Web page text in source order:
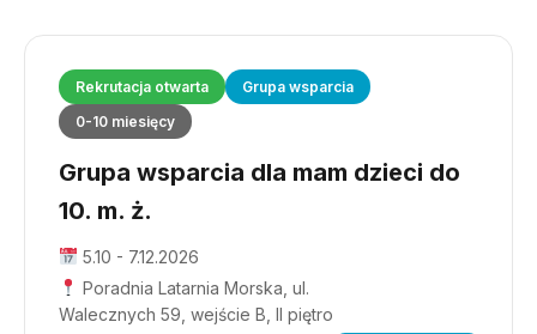
Rekrutacja otwarta
Grupa wsparcia
0-10 miesięcy
Grupa wsparcia dla mam dzieci do
10. m. ż.
5.10 - 7.12.2026
Poradnia Latarnia Morska, ul.
Walecznych 59, wejście B, II piętro